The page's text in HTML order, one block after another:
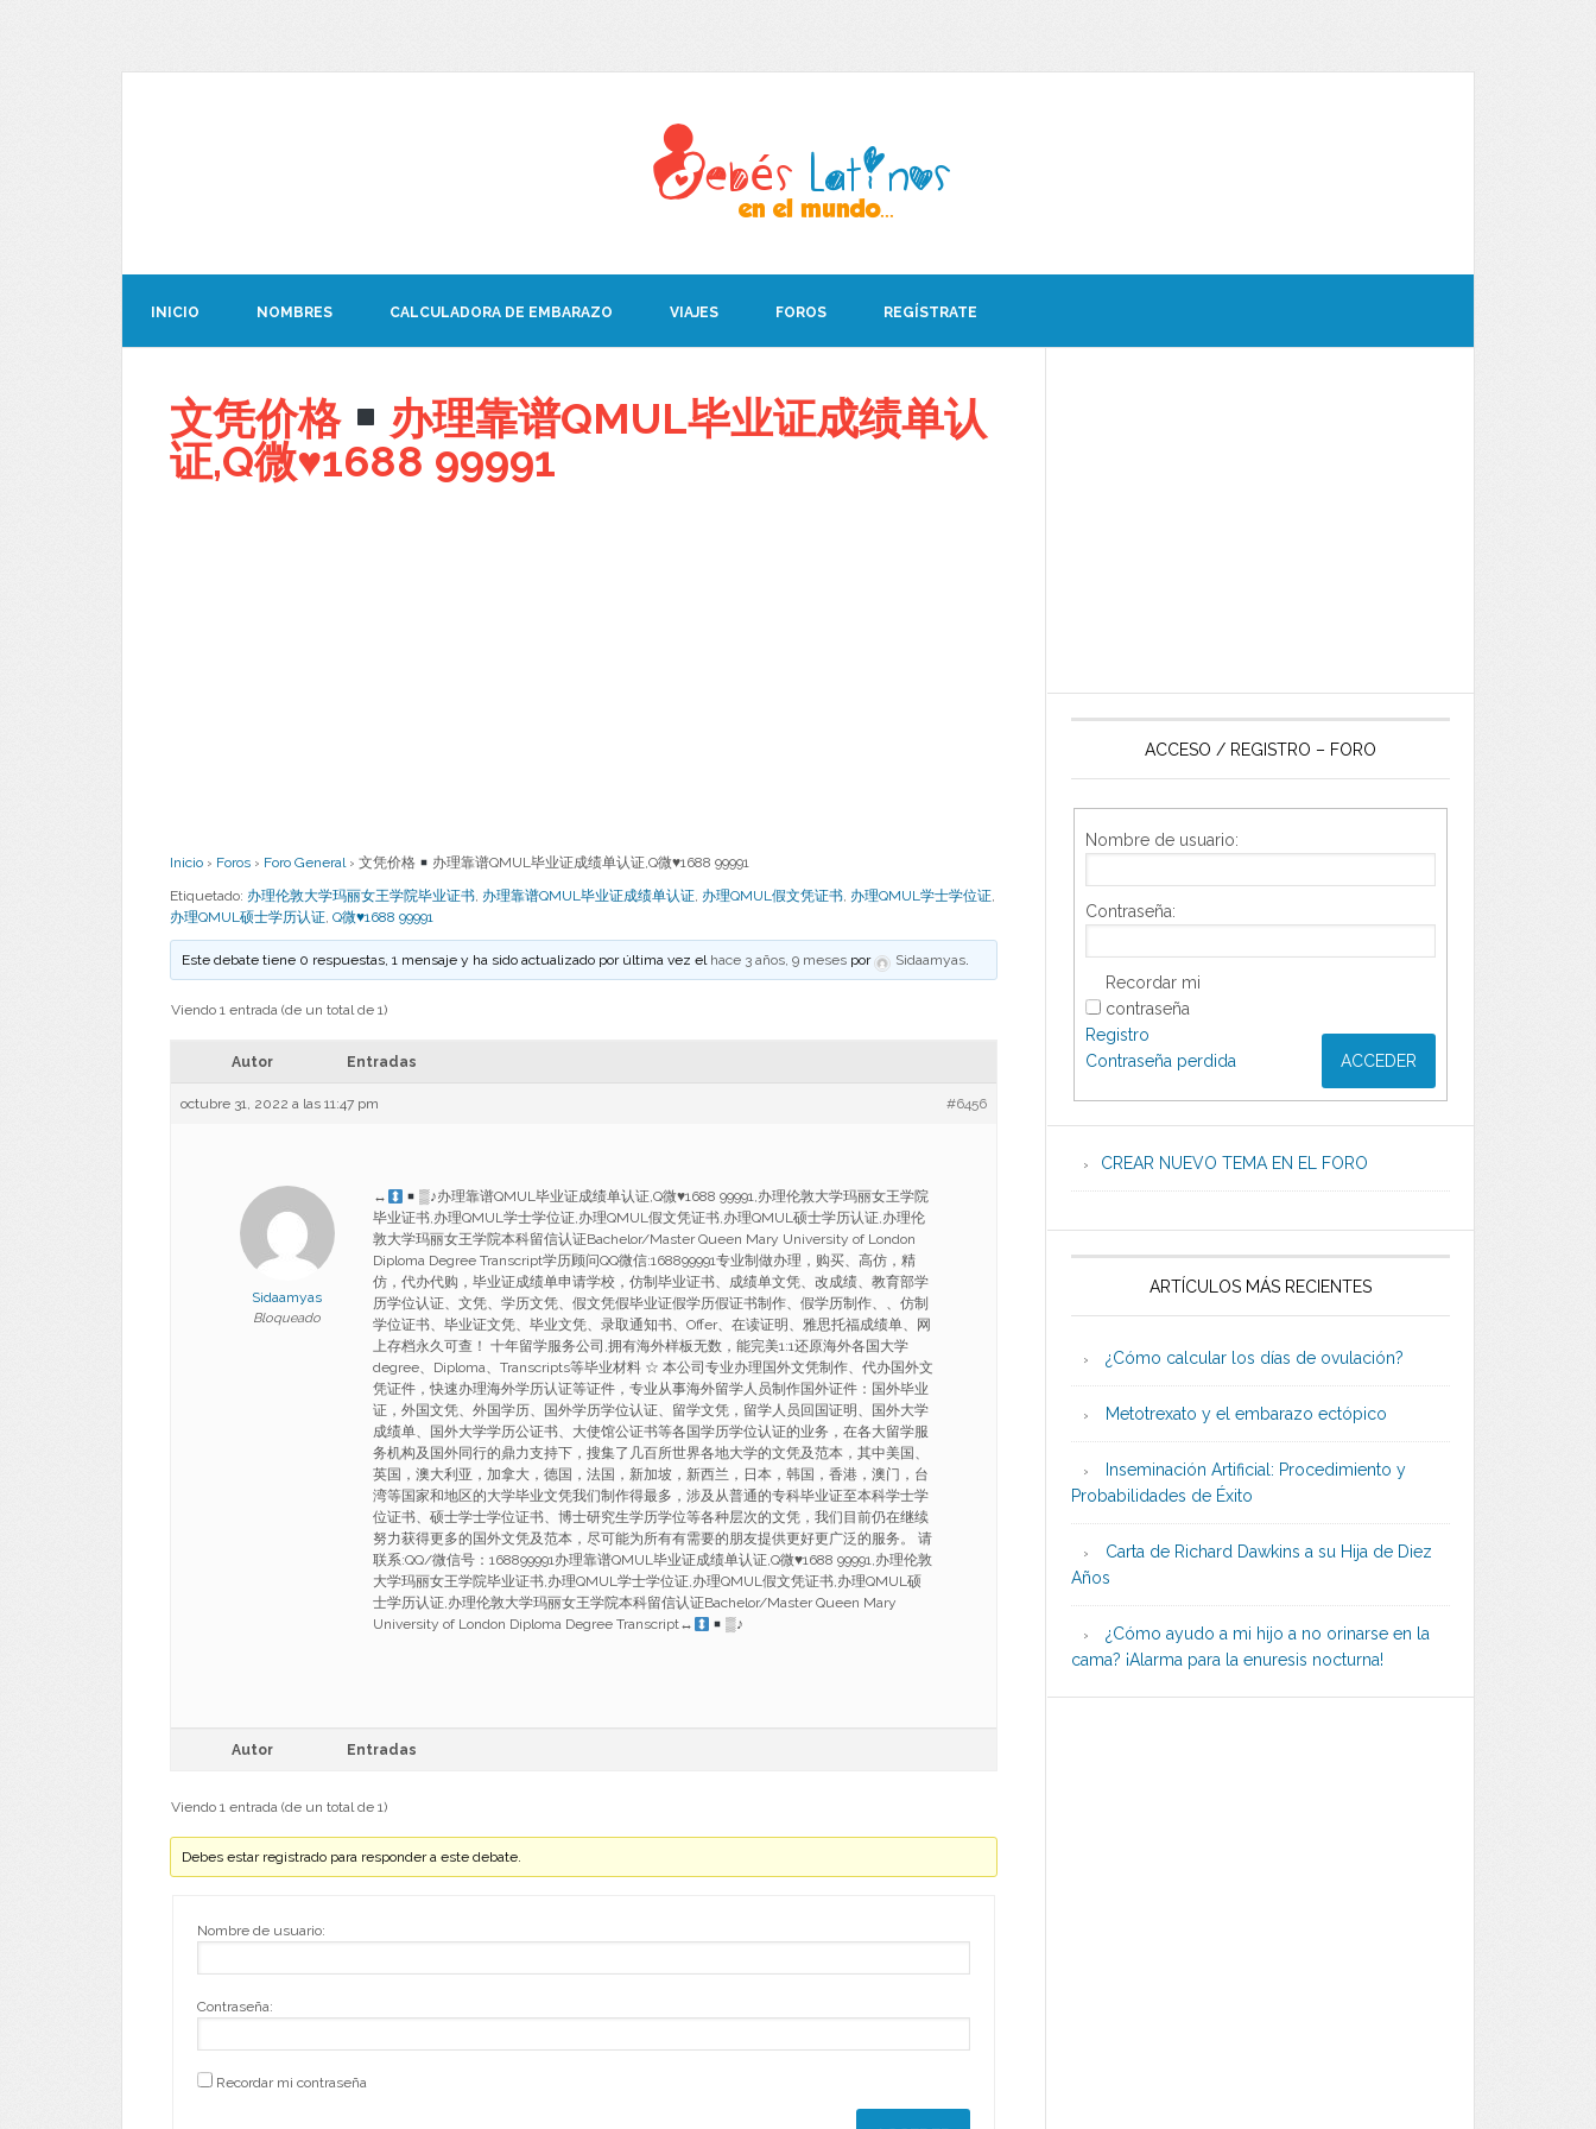
INICIO NOMBRES CALCULADORA DE EMBARAZO VIAJES FOROS REGÍSTRATE
文凭价格
办理靠谱QMUL毕业证成绩单认
证,Q微♥1688 99991
Inicio › Foros › Foro General › 文凭价格 办理靠谱QMUL毕业证成绩单认证,Q微♥1688 99991
Etiquetado: 办理伦敦大学玛丽女王学院毕业证书, 办理靠谱QMUL毕业证成绩单认证, 办理QMUL假文凭证书, 办理QMUL学士学位证,
办理QMUL硕士学历认证, Q微♥1688 99991
Este debate tiene 0 respuestas, 1 mensaje y ha sido actualizado por última vez el hace 3 años, 9 meses por Sidaamyas.
Viendo 1 entrada (de un total de 1)
Autor Entradas
octubre 31, 2022 a las 11:47 pm #6456
Sidaamyas
Bloqueado
↔ ▒♪办理靠谱QMUL毕业证成绩单认证,Q微♥1688 99991,办理伦敦大学玛丽女王学院
毕业证书,办理QMUL学士学位证,办理QMUL假文凭证书,办理QMUL硕士学历认证,办理伦
敦大学玛丽女王学院本科留信认证Bachelor/Master Queen Mary University of London
Diploma Degree Transcript学历顾问QQ微信:168899991专业制做办理，购买、高仿，精
仿，代办代购，毕业证成绩单申请学校，仿制毕业证书、成绩单文凭、改成绩、教育部学
历学位认证、文凭、学历文凭、假文凭假毕业证假学历假证书制作、假学历制作、、仿制
学位证书、毕业证文凭、毕业文凭、录取通知书、Offer、在读证明、雅思托福成绩单、网
上存档永久可查！ 十年留学服务公司,拥有海外样板无数，能完美1:1还原海外各国大学
degree、Diploma、Transcripts等毕业材料 ☆ 本公司专业办理国外文凭制作、代办国外文
凭证件，快速办理海外学历认证等证件，专业从事海外留学人员制作国外证件：国外毕业
证，外国文凭、外国学历、国外学历学位认证、留学文凭，留学人员回国证明、国外大学
成绩单、国外大学学历公证书、大使馆公证书等各国学历学位认证的业务，在各大留学服
务机构及国外同行的鼎力支持下，搜集了几百所世界各地大学的文凭及范本，其中美国、
英国，澳大利亚，加拿大，德国，法国，新加坡，新西兰，日本，韩国，香港，澳门，台
湾等国家和地区的大学毕业文凭我们制作得最多，涉及从普通的专科毕业证至本科学士学
位证书、硕士学士学位证书、博士研究生学历学位等各种层次的文凭，我们目前仍在继续
努力获得更多的国外文凭及范本，尽可能为所有有需要的朋友提供更好更广泛的服务。 请
联系:QQ/微信号：168899991办理靠谱QMUL毕业证成绩单认证,Q微♥1688 99991,办理伦敦
大学玛丽女王学院毕业证书,办理QMUL学士学位证,办理QMUL假文凭证书,办理QMUL硕
士学历认证,办理伦敦大学玛丽女王学院本科留信认证Bachelor/Master Queen Mary
University of London Diploma Degree Transcript↔ ▒♪
Autor Entradas
Viendo 1 entrada (de un total de 1)
Debes estar registrado para responder a este debate.
Nombre de usuario:
Contraseña:
Recordar mi contraseña
ACCESO / REGISTRO – FORO
Nombre de usuario:
Contraseña:
Recordar mi
contraseña
ACCEDER
Registro
Contraseña perdida
CREAR NUEVO TEMA EN EL FORO
ARTÍCULOS MÁS RECIENTES
¿Cómo calcular los días de ovulación?
Metotrexato y el embarazo ectópico
Inseminación Artificial: Procedimiento y
Probabilidades de Éxito
Carta de Richard Dawkins a su Hija de Diez
Años
¿Cómo ayudo a mi hijo a no orinarse en la
cama? ¡Alarma para la enuresis nocturna!